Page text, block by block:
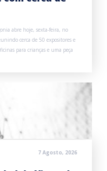
abre hoje, sexta-feira, no
cerca de 50 expositores e
para crianças e uma peça
7 Agosto, 2026